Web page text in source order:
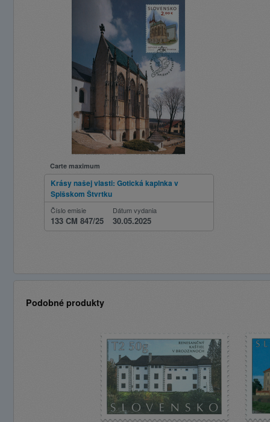
Carte maximum
Krásy našej vlasti: Gotická kaplnka v
Spišskom Štvrtku
Číslo emisie
133 CM 847/25
Dátum vydania
30.05.2025
Podobné produkty